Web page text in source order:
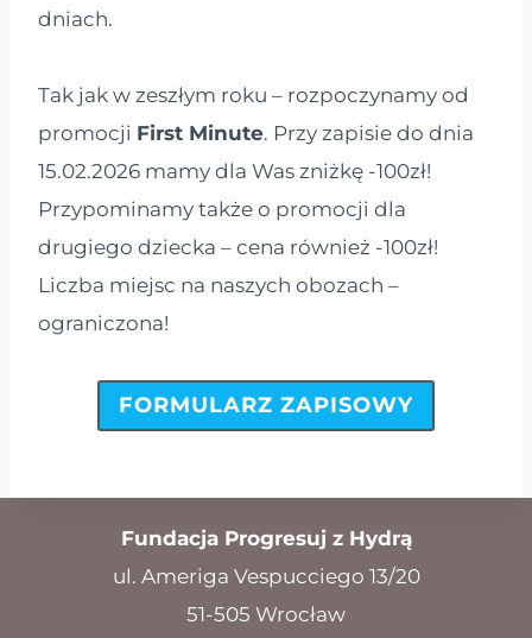
dniach.
Tak jak w zeszłym roku – rozpoczynamy od
promocji First Minute. Przy zapisie do dnia
15.02.2026 mamy dla Was zniżkę -100zł!
Przypominamy także o promocji dla
drugiego dziecka – cena również -100zł!
Liczba miejsc na naszych obozach –
ograniczona!
FORMULARZ ZAPISOWY
Fundacja Progresuj z Hydrą
ul. Ameriga Vespucciego 13/20
51-505 Wrocław